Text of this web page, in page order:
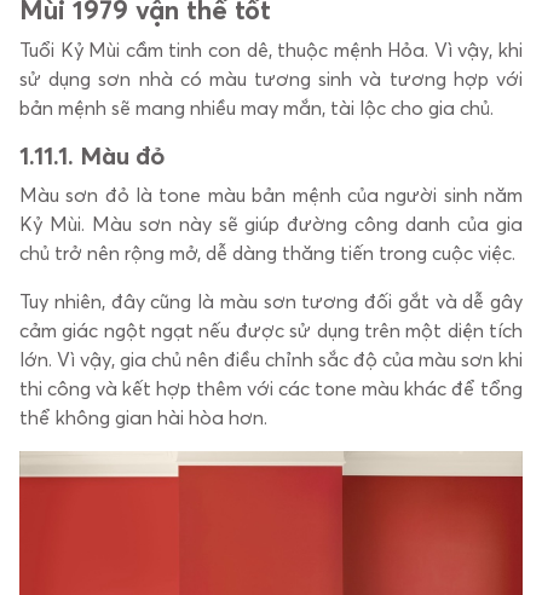
Mùi 1979 vận thế tốt
Tuổi Kỷ Mùi cầm tinh con dê, thuộc mệnh Hỏa. Vì vậy, khi
sử dụng sơn nhà có màu tương sinh và tương hợp với
bản mệnh sẽ mang nhiều may mắn, tài lộc cho gia chủ.
1.11.1. Màu đỏ
Màu sơn đỏ là tone màu bản mệnh của người sinh năm
Kỷ Mùi. Màu sơn này sẽ giúp đường công danh của gia
chủ trở nên rộng mở, dễ dàng thăng tiến trong cuộc việc.
Tuy nhiên, đây cũng là màu sơn tương đối gắt và dễ gây
cảm giác ngột ngạt nếu được sử dụng trên một diện tích
lớn. Vì vậy, gia chủ nên điều chỉnh sắc độ của màu sơn khi
thi công và kết hợp thêm với các tone màu khác để tổng
thể không gian hài hòa hơn.